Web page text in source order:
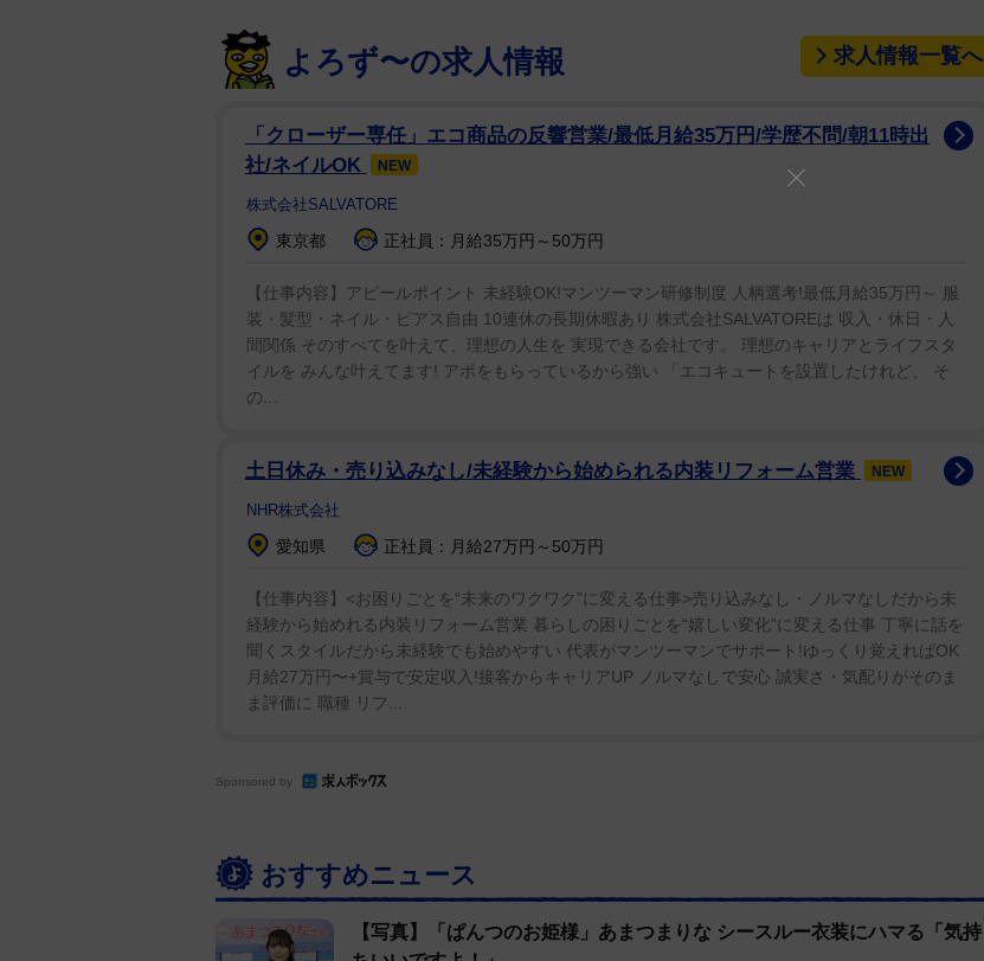
よろず〜の求人情報 求人情報一覧へ
「クローザー専任」エコ商品の反響営業/最低月給35万円/学歴不問/朝11時出
社/ネイルOK
NEW
株式会社SALVATORE
東京都 正社員：月給35万円～50万円
【仕事内容】アピールポイント 未経験OK!マンツーマン研修制度 人柄選考!最低月給35万円～ 服
装・髪型・ネイル・ピアス自由 10連休の長期休暇あり 株式会社SALVATOREは 収入・休日・人
間関係 そのすべてを叶えて、理想の人生を 実現できる会社です。 理想のキャリアとライフスタ
イルを みんな叶えてます! アポをもらっているから強い 「エコキュートを設置したけれど、 そ
の...
土日休み・売り込みなし/未経験から始められる内装リフォーム営業 NEW
NHR株式会社
愛知県 正社員：月給27万円～50万円
【仕事内容】<お困りごとを“未来のワクワク”に変える仕事>売り込みなし・ノルマなしだから未
経験から始めれる内装リフォーム営業 暮らしの困りごとを“嬉しい変化”に変える仕事 丁寧に話を
聞くスタイルだから未経験でも始めやすい 代表がマンツーマンでサポート!ゆっくり覚えればOK
月給27万円〜+賞与で安定収入!接客からキャリアUP ノルマなしで安心 誠実さ・気配りがそのま
ま評価に 職種 リフ...
Sponsored by
おすすめニュース
【写真】「ぱんつのお姫様」あまつまりな シースルー衣装にハマる「気持